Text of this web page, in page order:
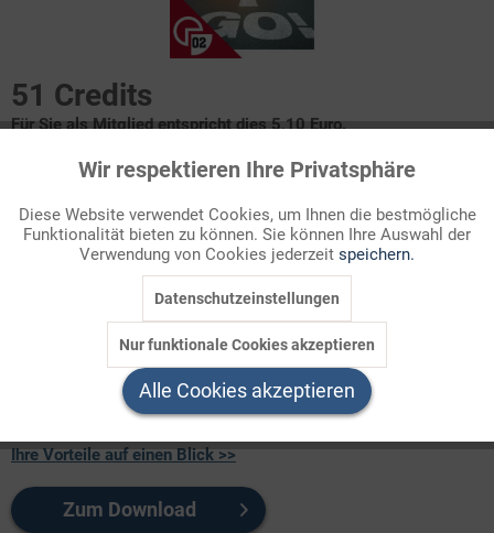
51 Credits
Für Sie als Mitglied entspricht dies 5,10 Euro.
Seitenanzahl
Der jüdische Krieg - Erklärvideo und Lückentext
Jesu Programm - auf den Punkt gebracht
Eine kunstvolle Komposition - Handlungsorte und deren
Eine kunstvolle Komposition - Handlungsorte und deren
Ihre Vorteile auf einen Blick >>
Zum Download
Funktionale Aktiv
Marketing Inaktiv
Inaktiv
Wir respektieren Ihre Privatsphäre
Diese Website verwendet Cookies, um Ihnen die bestmögliche
Funktionalität bieten zu können. Sie können Ihre Auswahl der
Verwendung von Cookies jederzeit speichern.
Datenschutzeinstellungen
Nur funktionale Cookies akzeptieren
Alle Cookies akzeptieren